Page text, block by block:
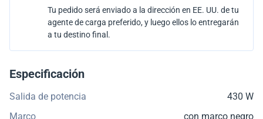
Tu pedido será enviado a la dirección en EE. UU. de tu
agente de carga preferido, y luego ellos lo entregarán
a tu destino final.
Especificación
Salida de potencia
430 W
Marco
con marco negro